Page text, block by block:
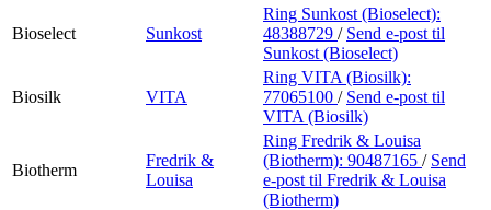
Bioselect Sunkost
Ring Sunkost (Bioselect):
48388729 / Send e-post til
Sunkost (Bioselect)
Biosilk VITA
Ring VITA (Biosilk):
77065100 / Send e-post til
VITA (Biosilk)
Biotherm
Fredrik &
Louisa
Ring Fredrik & Louisa
(Biotherm): 90487165 / Send
e-post til Fredrik & Louisa
(Biotherm)